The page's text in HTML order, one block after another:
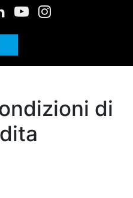
di